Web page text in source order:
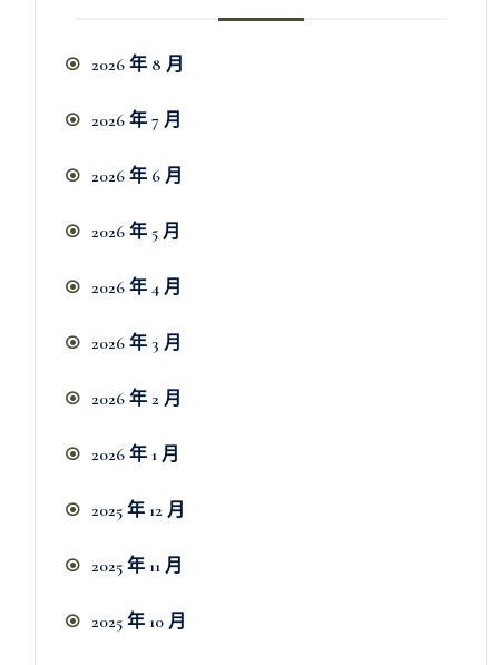
2026 年 8 月
2026 年 7 月
2026 年 6 月
2026 年 5 月
2026 年 4 月
2026 年 3 月
2026 年 2 月
2026 年 1 月
2025 年 12 月
2025 年 11 月
2025 年 10 月